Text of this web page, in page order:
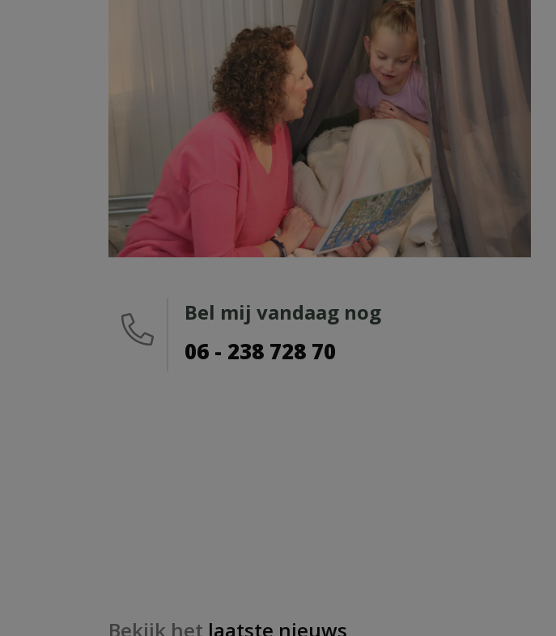
Bel mij vandaag nog
06 - 238 728 70
Bekijk het laatste nieuws